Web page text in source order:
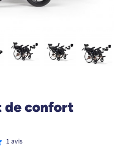
de confort
1 avis